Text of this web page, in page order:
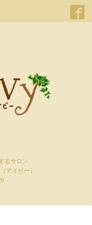
るサロン
アイビー）